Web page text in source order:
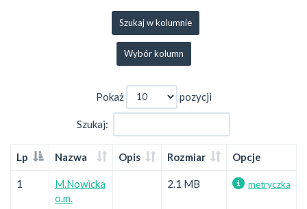
Szukaj w kolumnie
Wybór kolumn
Pokaż pozycji
Szukaj:
Lp Nazwa Opis Rozmiar Opcje
1
M.Nowicka
o.m.
2.1 MB metryczka